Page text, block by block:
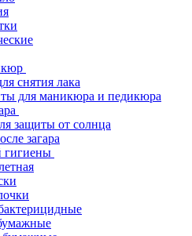
снятия лака
для маникюра и педикюра
защиты от солнца
загара
гигиены